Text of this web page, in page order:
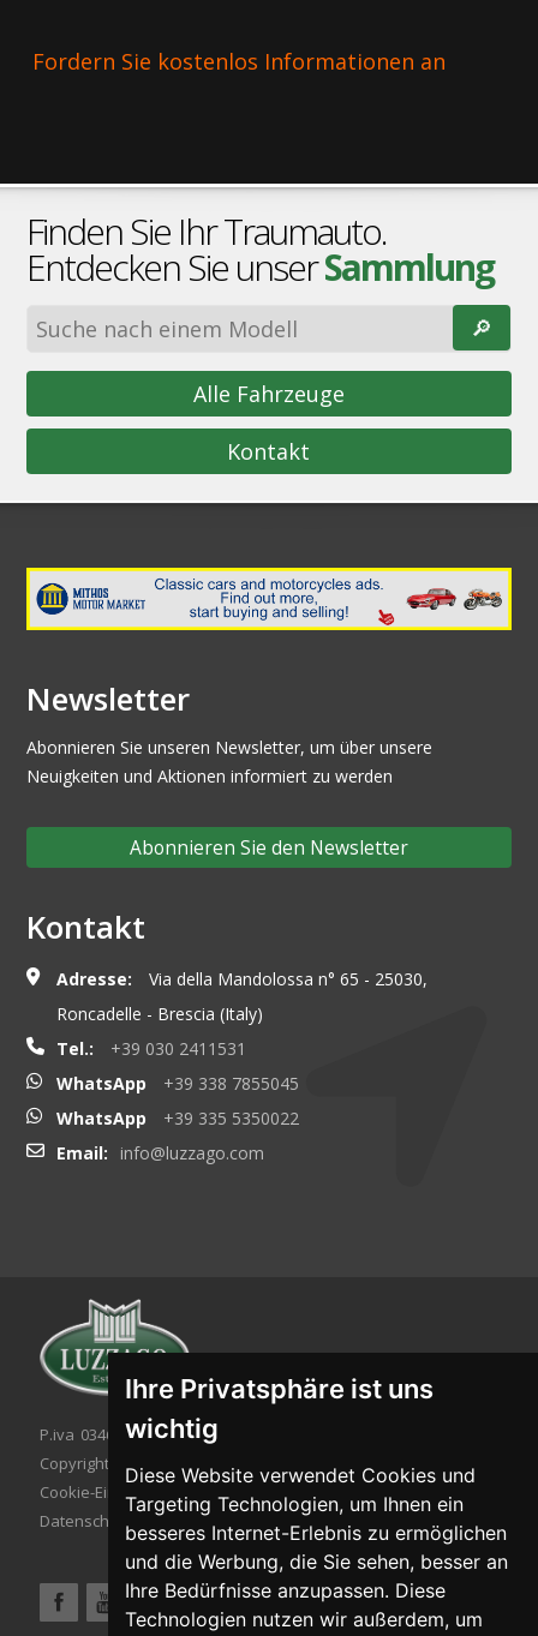
Ihre Privatsphäre ist uns
wichtig
Diese Website verwendet Cookies und
Targeting Technologien, um Ihnen ein
besseres Internet-Erlebnis zu ermöglichen
und die Werbung, die Sie sehen, besser an
Ihre Bedürfnisse anzupassen. Diese
Technologien nutzen wir außerdem, um
Fordern Sie kostenlos Informationen an
Finden Sie Ihr Traumauto.
Entdecken Sie unserSammlung
🔎︎
Alle Fahrzeuge
Kontakt
Newsletter
Abonnieren Sie unseren Newsletter, um über unsere
Neuigkeiten und Aktionen informiert zu werden
Abonnieren Sie den Newsletter
Kontakt
Adresse:
Via della Mandolossa n° 65 - 25030,
Roncadelle - Brescia (Italy)
Tel.:
+39 030 2411531
WhatsApp
+39 338 7855045
WhatsApp
+39 335 5350022
Email:
info@luzzago.com
P.iva 03467320986 - C.F. 03467320986
Copyright © 2026. All rights reserved.
Cookie-Einstellung
| Cookie-Politik
Datenschutzbestimmungen